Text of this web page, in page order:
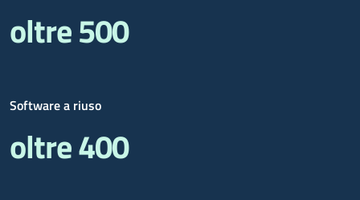
oltre 500
Software a riuso
oltre 400